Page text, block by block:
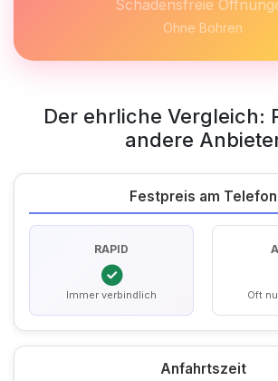
Schadensfreie
Ohne Bohren
Der ehrliche Vergleich:
andere
Festpreis am Telefon
RAPID
Immer verbindlich Oft
Anfahrtszeit